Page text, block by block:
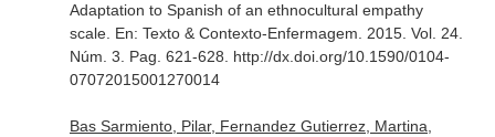
Adaptation to Spanish of an ethnocultural empathy
scale. En: Texto & Contexto-Enfermagem . 2015. Vol. 24.
Núm. 3. Pag. 621-628. http://dx.doi.org/10.1590/0104-
07072015001270014
Bas Sarmiento, Pilar, Fernandez Gutierrez, Martina,